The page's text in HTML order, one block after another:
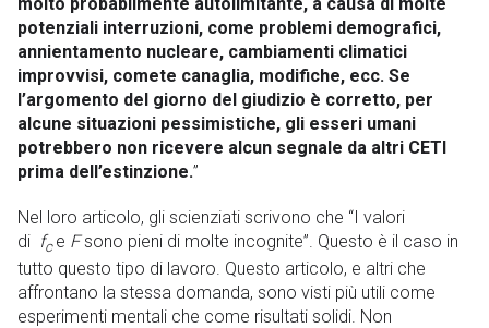
potenziali interruzioni, come problemi demografici,
annientamento nucleare, cambiamenti climatici
improvvisi, comete canaglia, modifiche, ecc. Se
l’argomento del giorno del giudizio è corretto, per
alcune situazioni pessimistiche, gli esseri umani
potrebbero non ricevere alcun segnale da altri CETI
prima dell’estinzione.”
Nel loro articolo, gli scienziati scrivono che “I valori
di fc e Fsono pieni di molte incognite”. Questo è il caso in
tutto questo tipo di lavoro. Questo articolo, e altri che
affrontano la stessa domanda, sono visti più utili come
esperimenti mentali che come risultati solidi. Non